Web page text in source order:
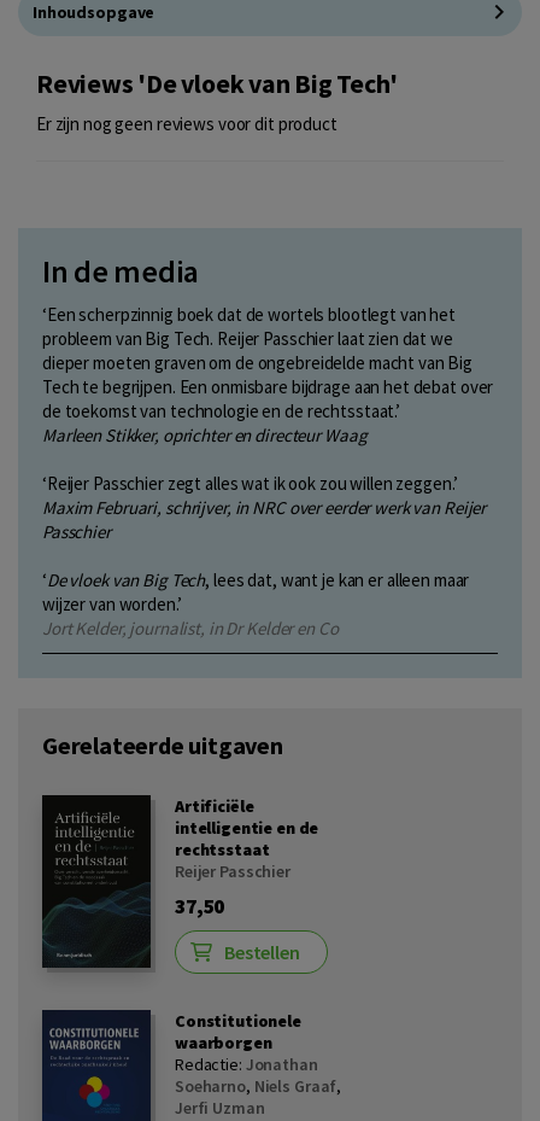
Inhoudsopgave
Reviews 'De vloek van Big Tech'
Er zijn nog geen reviews voor dit product
In de media
‘Een scherpzinnig boek dat de wortels blootlegt van het
probleem van Big Tech. Reijer Passchier laat zien dat we
dieper moeten graven om de ongebreidelde macht van Big
Tech te begrijpen. Een onmisbare bijdrage aan het debat over
de toekomst van technologie en de rechtsstaat.’
Marleen Stikker, oprichter en directeur Waag
‘Reijer Passchier zegt alles wat ik ook zou willen zeggen.’
Maxim Februari, schrijver, in NRC over eerder werk van Reijer
Passchier
‘De vloek van Big Tech, lees dat, want je kan er alleen maar
wijzer van worden.’
Jort Kelder, journalist, in Dr Kelder en Co
Gerelateerde uitgaven
Artificiële
intelligentie en de
rechtsstaat
Reijer Passchier
37,50
Bestellen
Constitutionele
waarborgen
Redactie: Jonathan
Soeharno, Niels Graaf,
Jerfi Uzman